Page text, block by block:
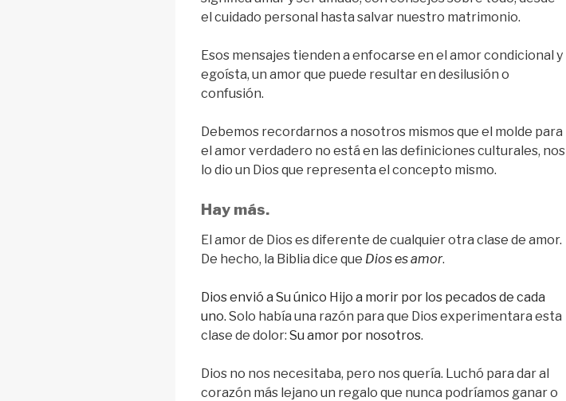
el cuidado personal hasta salvar nuestro matrimonio.
Esos mensajes tienden a enfocarse en el amor condicional y
egoísta, un amor que puede resultar en desilusión o
confusión.
Debemos recordarnos a nosotros mismos que el molde para
el amor verdadero no está en las definiciones culturales, nos
lo dio un Dios que representa el concepto mismo.
Hay más.
El amor de Dios es diferente de cualquier otra clase de amor.
De hecho, la Biblia dice que Dios es amor.
Dios envió a Su único Hijo a morir por los pecados de cada
uno. Solo había una razón para que Dios experimentara esta
clase de dolor: Su amor por nosotros.
Dios no nos necesitaba, pero nos quería. Luchó para dar al
corazón más lejano un regalo que nunca podríamos ganar o